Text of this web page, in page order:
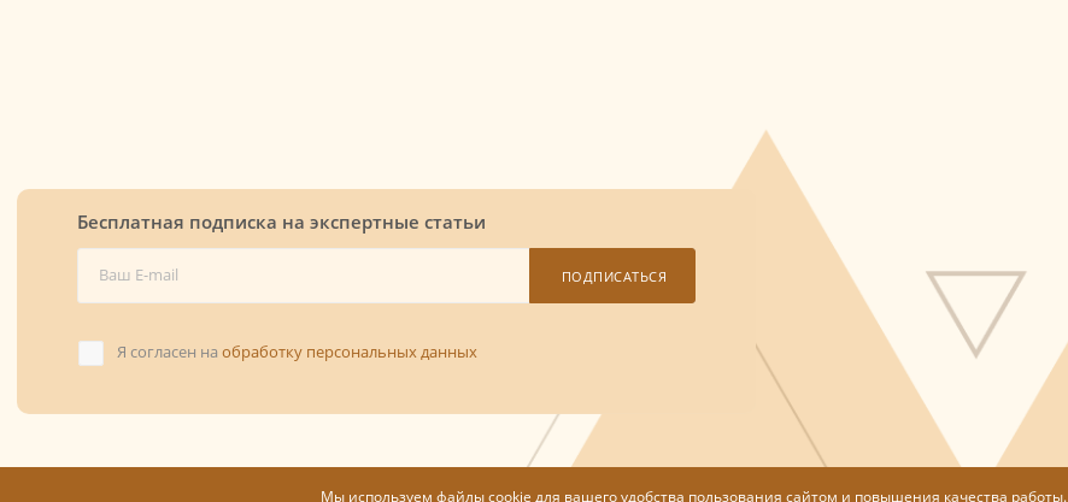
Бесплатная подписка на экспертные статьи
ПОДПИСАТЬСЯ
Я согласен на обработку персональных данных
Мы используем файлы cookie для вашего удобства пользования сайтом и повышения качества работы.